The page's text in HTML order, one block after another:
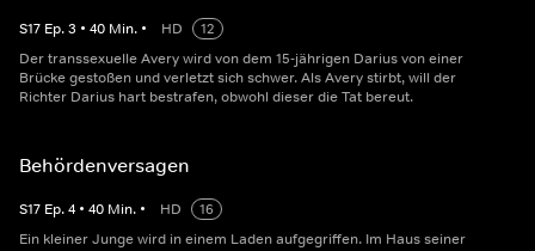
S17 Ep.3 • 40 Min. • HD
12
Der transsexuelle Avery wird von dem 15-jährigen Darius von einer
Brücke gestoßen und verletzt sich schwer. Als Avery stirbt, will der
Richter Darius hart bestrafen, obwohl dieser die Tat bereut.
Behördenversagen
S17 Ep.4 • 40 Min. • HD
16
Ein kleiner Junge wird in einem Laden aufgegriffen. Im Haus seiner